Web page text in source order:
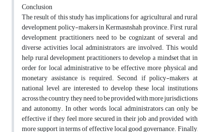
Conclusion
The result of this study has implications for agricultural and rural
development policy-makers in Kermasnshah province. First, rural
development practitioners need to be cognizant of several and
diverse activities local administrators are involved. This would
help rural development practitioners to develop a mindset that in
order for local administrative to be effective, more physical and
monetary assistance is required. Second, if policy-makers at
national level are interested to develop these local institutions
across the country, they need to be provided with more jurisdictions
and autonomy. In other words, local administrators can only be
effective if they feel more secured in their job and provided with
more support in terms of effective local good governance. Finally,